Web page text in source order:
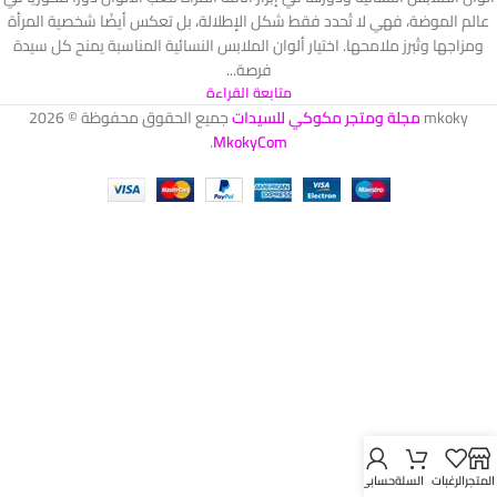
عالم الموضة، فهي لا تُحدد فقط شكل الإطلالة، بل تعكس أيضًا شخصية المرأة
ومزاجها وتُبرز ملامحها. اختيار ألوان الملابس النسائية المناسبة يمنح كل سيدة
فرصة...
متابعة القراءة
mkokyمجلة ومتجر مكوكي للسيداتجميع الحقوق محفوظة © 2026
MkokyCom
.
المتجرالرغبات السلةحسابي